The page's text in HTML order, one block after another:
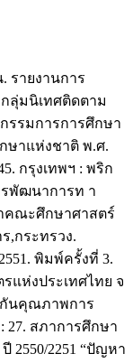
รายงานการ
ลุ่มนิเทศติดตาม
รรมการการศึกษา
ษาแห่งชาติ พ.ศ.
กรุงเทพฯ : พริก
พัฒนาการท า
คณะศึกษาศาสตร์
,กระทรวง.
พิมพ์ครั้งที่ 3.
แห่งประเทศไทย จ
กันคุณภาพการ
27. สภาการศึกษา
2550/2251 “ปัญหา